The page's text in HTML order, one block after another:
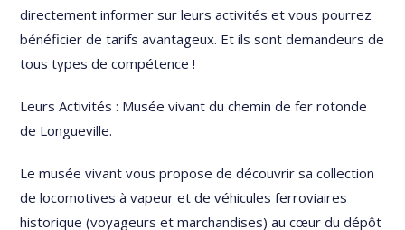
directement informer sur leurs activités et vous pourrez
bénéficier de tarifs avantageux. Et ils sont demandeurs de
tous types de compétence !
Leurs Activités : Musée vivant du chemin de fer rotonde
de Longueville.
Le musée vivant vous propose de découvrir sa collection
de locomotives à vapeur et de véhicules ferroviaires
historique (voyageurs et marchandises) au cœur du dépôt